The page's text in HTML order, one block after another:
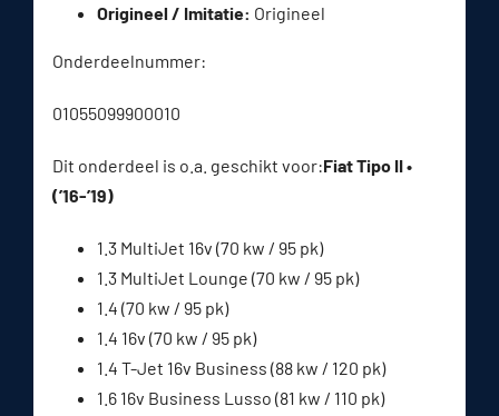
Origineel / Imitatie: Origineel
Onderdeelnummer:
01055099900010
Dit onderdeel is o.a. geschikt voor:Fiat Tipo II •
(’16-’19)
1.3 MultiJet 16v (70 kw / 95 pk)
1.3 MultiJet Lounge (70 kw / 95 pk)
1.4 (70 kw / 95 pk)
1.4 16v (70 kw / 95 pk)
1.4 T-Jet 16v Business (88 kw / 120 pk)
1.6 16v Business Lusso (81 kw / 110 pk)